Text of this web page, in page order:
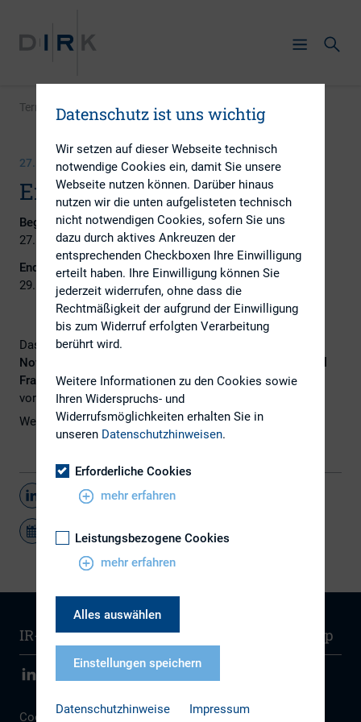
Termin | Eigenkapitalforum 2023
27. NOVEMBER 2023 - 29. NOVEMBER 2023
Eigenkapitalforum 2023
Beginn:
27. November 2023
Ende:
29. November 2023
Das Deutsche Eigenkapitalforum 2023 wird
November 2023 physisch im Steigenberger Airport Hotel
Frankfurtstattfinden. Die Anmeldung für Emittenten ist
voraussichtlich ab März 2023 möglich.
Weitere Informationenhier.
Teilen
IR-Wissen Kontakt Sitemap
Cookie Einstellungen | Datenschutz | Disclaimer
Datenschutz ist uns wichtig
Wir setzen auf dieser Webseite technisch
notwendige Cookies ein, damit Sie unsere
Webseite nutzen können. Darüber hinaus
nutzen wir die unten aufgelisteten technisch
nicht notwendigen Cookies, sofern Sie uns
dazu durch aktives Ankreuzen der
entsprechenden Checkboxen Ihre Einwilligung
erteilt haben. Ihre Einwilligung können Sie
jederzeit widerrufen, ohne dass die
Rechtmäßigkeit der aufgrund der Einwilligung
bis zum Widerruf erfolgten Verarbeitung
berührt wird.
Weitere Informationen zu den Cookies sowie
Ihren Widerspruchs- und
Widerrufsmöglichkeiten erhalten Sie in
unseren Datenschutzhinweisen.
Erforderliche Cookies
mehr erfahren
Leistungsbezogene Cookies
mehr erfahren
Alles auswählen
Einstellungen speichern
Datenschutzhinweise Impressum